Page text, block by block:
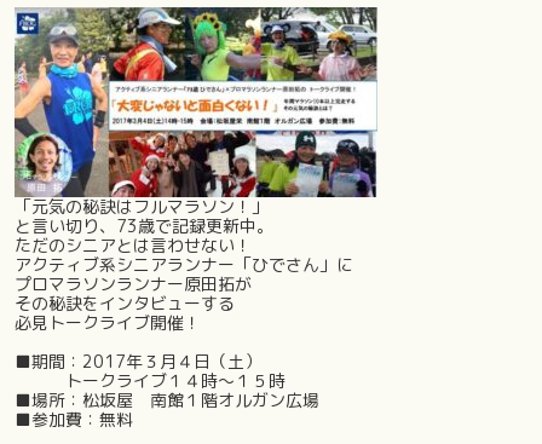
「元気の秘訣はフルマラソン！」
と言い切り、73歳で記録更新中。
ただのシニアとは言わせない！
アクティブ系シニアランナー「ひでさん」に
プロマラソンランナー原田拓が
その秘訣をインタビューする
必見トークライブ開催！
■期間：2017年３月４日（土）
トークライブ１４時～１５時
■場所：松坂屋 南館１階オルガン広場
■参加費：無料